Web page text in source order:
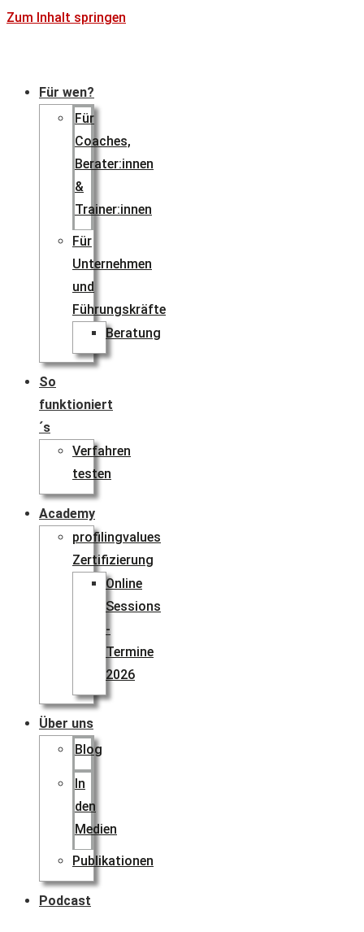
Zum Inhalt springen
Für wen?
Für
Coaches,
Berater:innen
&
Trainer:innen
Für
Unternehmen
und
Führungskräfte
Beratung
So
funktioniert
´s
Verfahren
testen
Academy
profilingvalues
Zertifizierung
Online
Sessions
-
Termine
2026
Über uns
Blog
In
den
Medien
Publikationen
Podcast